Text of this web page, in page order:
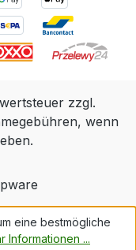
zzgl.
wenn
eine bestmögliche
Informationen ...